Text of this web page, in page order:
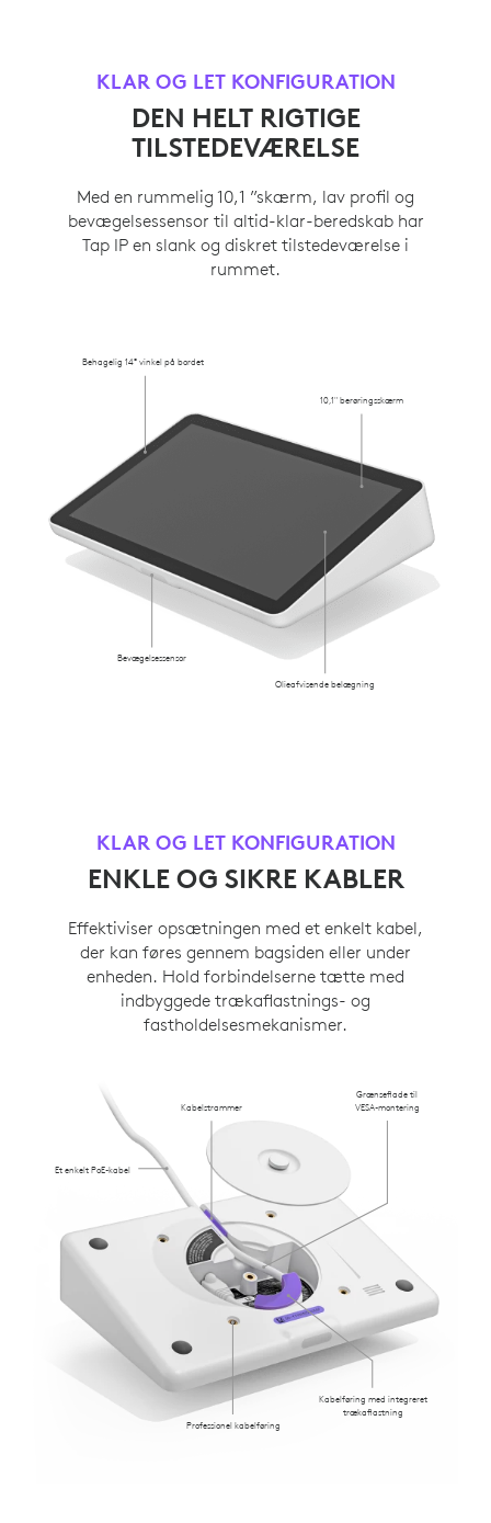
KLAR OG LET KONFIGURATION
DEN HELT RIGTIGE
TILSTEDEVÆRELSE
Med en rummelig 10,1 ”skærm, lav profil og
bevægelsessensor til altid-klar-beredskab har
Tap IP en slank og diskret tilstedeværelse i
rummet.
Bevægelsessensor
Olieafvisende belægning
Behagelig 14° vinkel på bordet
10,1" berøringsskærm
Kabelføring med integreret
trækaflastning
Professionel kabelføring
Grænseflade til
VESA-montering
Kabelstrammer
Et enkelt PoE-kabel
KLAR OG LET KONFIGURATION
ENKLE OG SIKRE KABLER
Effektiviser opsætningen med et enkelt kabel,
der kan føres gennem bagsiden eller under
enheden. Hold forbindelserne tætte med
indbyggede trækaflastnings- og
fastholdelsesmekanismer.